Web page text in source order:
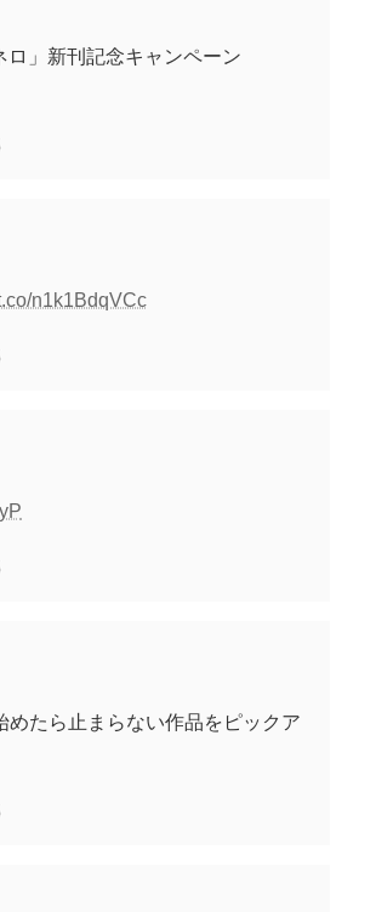
ロ」新刊記念キャンペーン
n1k1BdqVCc
めたら止まらない作品をピックア